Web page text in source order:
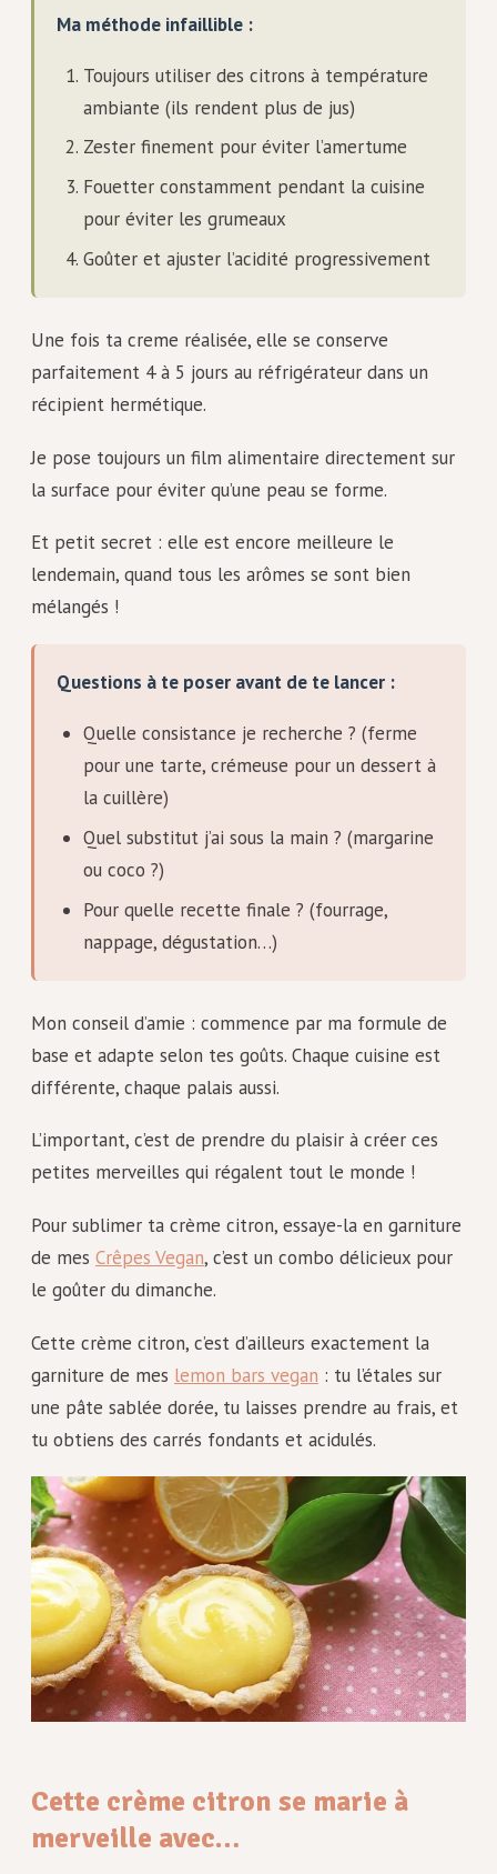
Ma méthode infaillible :
Toujours utiliser des citrons à température
ambiante (ils rendent plus de jus)
Zester finement pour éviter l’amertume
Fouetter constamment pendant la cuisine
pour éviter les grumeaux
Goûter et ajuster l’acidité progressivement
Une fois ta creme réalisée, elle se conserve
parfaitement 4 à 5 jours au réfrigérateur dans un
récipient hermétique.
Je pose toujours un film alimentaire directement sur
la surface pour éviter qu’une peau se forme.
Et petit secret : elle est encore meilleure le
lendemain, quand tous les arômes se sont bien
mélangés !
Questions à te poser avant de te lancer :
Quelle consistance je recherche ? (ferme
pour une tarte, crémeuse pour un dessert à
la cuillère)
Quel substitut j’ai sous la main ? (margarine
ou coco ?)
Pour quelle recette finale ? (fourrage,
nappage, dégustation…)
Mon conseil d’amie : commence par ma formule de
base et adapte selon tes goûts. Chaque cuisine est
différente, chaque palais aussi.
L’important, c’est de prendre du plaisir à créer ces
petites merveilles qui régalent tout le monde !
Pour sublimer ta crème citron, essaye-la en garniture
de mes Crêpes Vegan, c’est un combo délicieux pour
le goûter du dimanche.
Cette crème citron, c’est d’ailleurs exactement la
garniture de mes lemon bars vegan : tu l’étales sur
une pâte sablée dorée, tu laisses prendre au frais, et
tu obtiens des carrés fondants et acidulés.
Cette crème citron se marie à
merveille avec…